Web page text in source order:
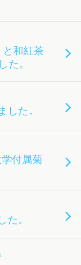
和紅茶
た。
した。
付属菊
た。